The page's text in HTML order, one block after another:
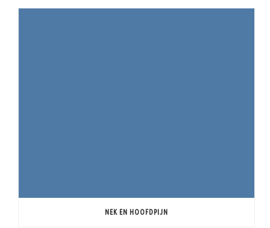
NEK EN HOOFDPIJN